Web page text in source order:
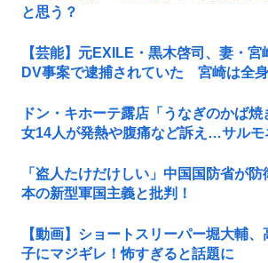
と思う？
【芸能】元EXILE・黒木啓司、妻・
DV事案で逮捕されていた 宮崎は全
ドン・キホーテ露店「うなぎのかば
女14人が発熱や腹痛など訴え…サルモ
「盗人たけだけしい」中国国防省が
本の新型軍国主義と批判！
【動画】ショートスリーパー堀大輔
子にマジギレ！怖すぎると話題に